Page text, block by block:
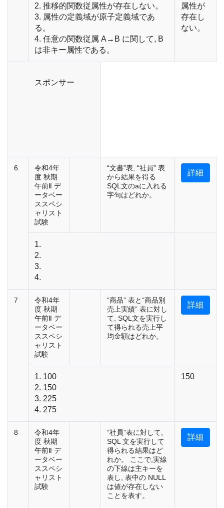
2. 推移的関数従属性が存在しない。
3. 属性の定義域が原子定義域であ
る。
4. 任意の関数従属 A→B に関して, B
は非キー属性である。
属性が
存在し
ない。
スポンサー
6
令和4年
度 秋期
午前Ⅱ デ
ータベー
ススペシ
ャリスト
試験
“文書”表, “社員” 表
から結果を得る
SQL文のaに入れる
字句はどれか。
詳細
1.
2.
3.
4.
7
令和4年
度 秋期
午前Ⅱ デ
ータベー
ススペシ
ャリスト
試験
“商品” 表と“商品別
売上実績” 表に対し
て, SQL文を実行し
て得られる売上平
均金額はどれか。
詳細
1. 100
2. 150
3. 225
4. 275
150
8
令和4年
度 秋期
午前Ⅱ デ
ータベー
ススペシ
ャリスト
試験
“社員”表に対して,
SQL 文を実行して
得られる結果はど
れか。 ここで,実線
の下線は主キーを
表し, 表中の NULL
は値が存在しない
ことを表す。
詳細